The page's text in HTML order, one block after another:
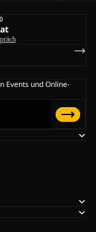
Events und Online-